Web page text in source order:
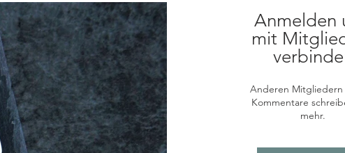
Anmelden
mit
Anderen Mitgliedern
Kommentare
mehr.